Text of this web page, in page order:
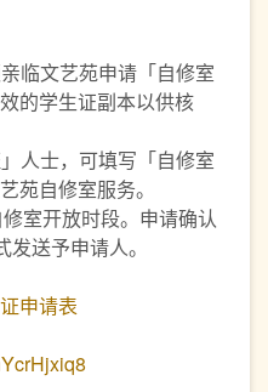
临文艺苑申请「自修室
的学生证副本以供核
人士，可填写「自修室
苑自修室服务。
室开放时段。申请确认
送予申请人。
申请表